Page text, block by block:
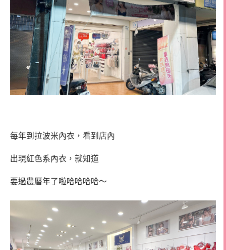
每年到拉波米內衣，看到店內
出現紅色系內衣，就知道
要過農曆年了啦哈哈哈哈～